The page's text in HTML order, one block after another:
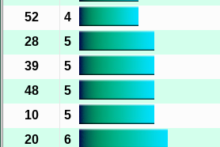
52
4
28
5
39
5
48
5
10
5
20
6